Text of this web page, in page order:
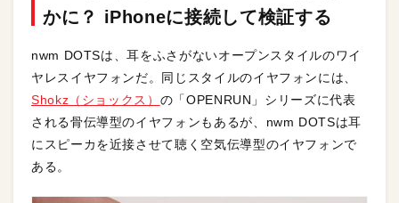
かに？ iPhoneに接続して検証する
nwm DOTSは、耳をふさがないオープンスタイルのワイ
ヤレスイヤフォンだ。同じスタイルのイヤフォンには、
Shokz（ショックス） の「OPENRUN」シリーズに代表
される骨伝導型のイヤフォンもあるが、nwm DOTSは耳
にスピーカを近接させて聴く空気伝導型のイヤフォンで
ある。